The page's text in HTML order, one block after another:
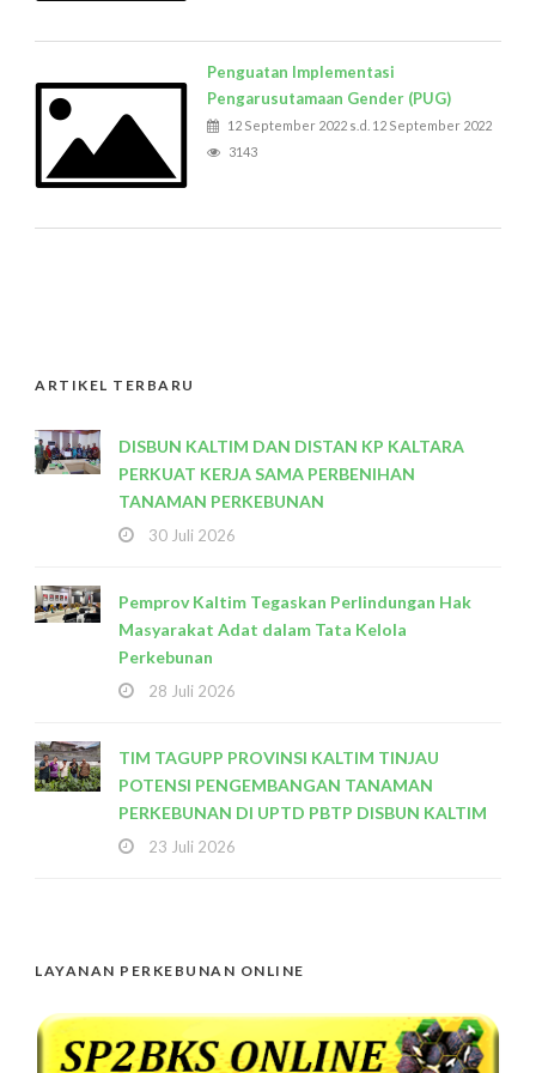
Penguatan Implementasi
Pengarusutamaan Gender (PUG)
12 September 2022 s.d. 12 September 2022
3143
ARTIKEL TERBARU
DISBUN KALTIM DAN DISTAN KP KALTARA
PERKUAT KERJA SAMA PERBENIHAN
TANAMAN PERKEBUNAN
30 Juli 2026
Pemprov Kaltim Tegaskan Perlindungan Hak
Masyarakat Adat dalam Tata Kelola
Perkebunan
28 Juli 2026
TIM TAGUPP PROVINSI KALTIM TINJAU
POTENSI PENGEMBANGAN TANAMAN
PERKEBUNAN DI UPTD PBTP DISBUN KALTIM
23 Juli 2026
LAYANAN PERKEBUNAN ONLINE